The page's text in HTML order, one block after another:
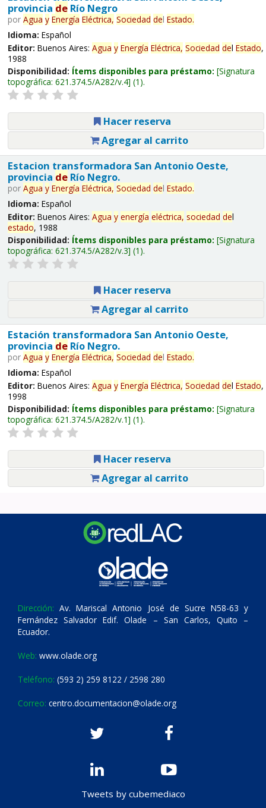
provincia deRío Negro
por Agua y Energía Eléctrica, Sociedad del Estado.
Idioma: Español
Editor: Buenos Aires: Agua y Energía Eléctrica, Sociedad del Estado,
1988
Disponibilidad: Ítems disponibles para préstamo: Signatura
topográfica: 621.374.5/A282/v.4 (1).
Hacer reserva
Agregar al carrito
Estacion transformadora San Antonio Oeste,
provincia deRío Negro.
por Agua y Energía Eléctrica, Sociedad del Estado.
Idioma: Español
Editor: Buenos Aires: Agua y energía eléctrica, sociedad del
estado, 1988
Disponibilidad: Ítems disponibles para préstamo: Signatura
topográfica: 621.374.5/A282/v.3 (1).
Hacer reserva
Agregar al carrito
Estación transformadora San Antonio Oeste,
provincia deRío Negro.
por Agua y Energía Eléctrica, Sociedad del Estado.
Idioma: Español
Editor: Buenos Aires: Agua y Energía Eléctrica, Sociedad del Estado,
1998
Disponibilidad: Ítems disponibles para préstamo: Signatura
topográfica: 621.374.5/A282/v.1 (1).
Hacer reserva
Agregar al carrito
Dirección: Av. Mariscal Antonio José de Sucre N58-63 y
Fernández Salvador Edif. Olade – San Carlos, Quito –
Ecuador.
Web: www.olade.org
Teléfono: (593 2) 259 8122 / 2598 280
Correo: centro.documentacion@olade.org
Tweets by cubemediaco